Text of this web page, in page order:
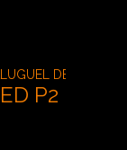
DE LED P2
DE PAINEL
P2